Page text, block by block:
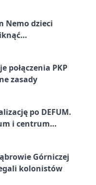
Nemo dzieci
połączenia PKP
zasady
po DEFUM.
i centrum
Górniczej
kolonistów